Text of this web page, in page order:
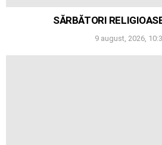
SĂRBĂTORI
9 august, 2026,